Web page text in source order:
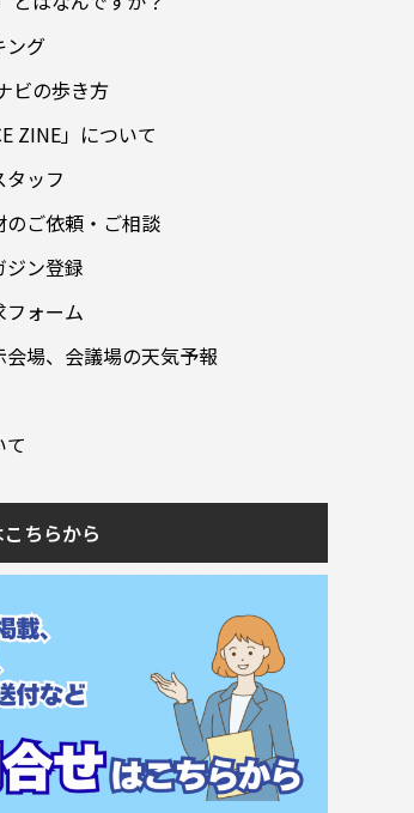
ング
ビの歩き方
ZINE」について
ッフ
ご依頼・ご相談
ン登録
ォーム
場、会議場の天気予報
て
ちらから